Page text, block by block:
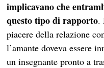
implicavano che
questo tipo di rapporto.
piacere della relazione
l’amante doveva essere
un insegnante pronto a